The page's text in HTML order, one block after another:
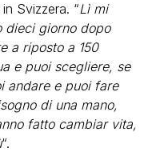
Svizzera. “Lì mi
dieci giorno dopo
a riposto a 150
e puoi scegliere, se
andare e puoi fare
di una mano,
fatto cambiar vita,
“.